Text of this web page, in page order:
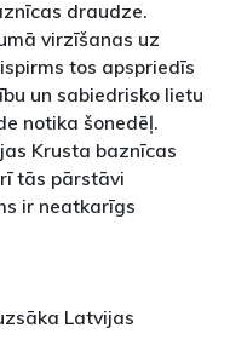
draudze.
virzīšanas uz
tos apspriedīs
un sabiedrisko lietu
notika šonedēļ.
Krusta baznīcas
tās pārstāvi
ir neatkarīgs
Latvijas